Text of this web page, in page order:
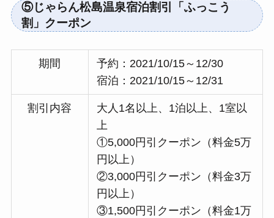
⑤じゃらん松島温泉宿泊割引「ふっこう
割」クーポン
期間
予約：2021/10/15～12/30
宿泊：2021/10/15～12/31
割引内容
大人1名以上、1泊以上、1室以
上
①5,000円引クーポン（料金5万
円以上）
②3,000円引クーポン（料金3万
円以上）
③1,500円引クーポン（料金1万